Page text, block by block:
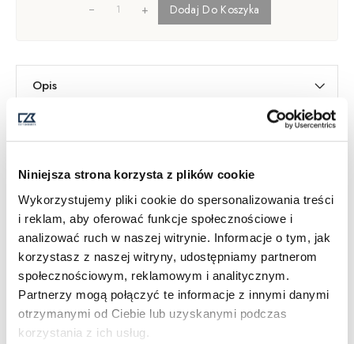
Niniejsza strona korzysta z plików cookie
Wykorzystujemy pliki cookie do spersonalizowania treści
i reklam, aby oferować funkcje społecznościowe i
analizować ruch w naszej witrynie. Informacje o tym, jak
korzystasz z naszej witryny, udostępniamy partnerom
społecznościowym, reklamowym i analitycznym.
Partnerzy mogą połączyć te informacje z innymi danymi
otrzymanymi od Ciebie lub uzyskanymi podczas
korzystania z ich usług.
+ Dodaj Do Koszyka
Opis
Informacje dodatkowe
Tabela Rozmiarów
Kategorie
Bluzy męskie , Mężczyźni Nowości
Wersja Męska/Damska